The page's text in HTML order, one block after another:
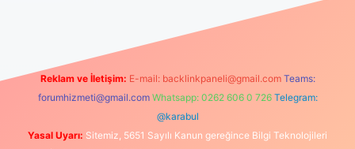
Reklam ve İletişim: E-mail: backlinkpaneli@gmail.com Teams:
forumhizmeti@gmail.com Whatsapp: 0262 606 0 726 Telegram:
@karabul
Yasal Uyarı: Sitemiz, 5651 Sayılı Kanun gereğince Bilgi Teknolojileri